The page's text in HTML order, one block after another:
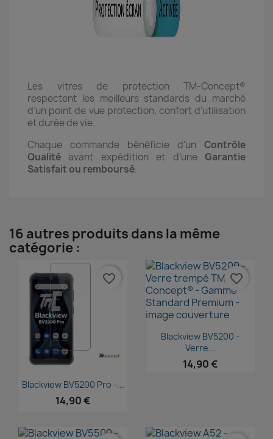
Les vitres de protection TM-Concept®
respectent les meilleurs standards du marché
d’un point de vue protection, confort d’utilisation
et durée de vie.
Chaque commande bénéficie d'un Contrôle
Qualité avant expédition et d'une Garantie
Satisfait ou remboursé.
16 autres produits dans la même
catégorie :
Aperçu rapide
Blackview BV5200 Pro -...
14,90 €
favorite_border
Aperçu rapide
Blackview BV5200 -
Verre...
14,90 €
favorite_border